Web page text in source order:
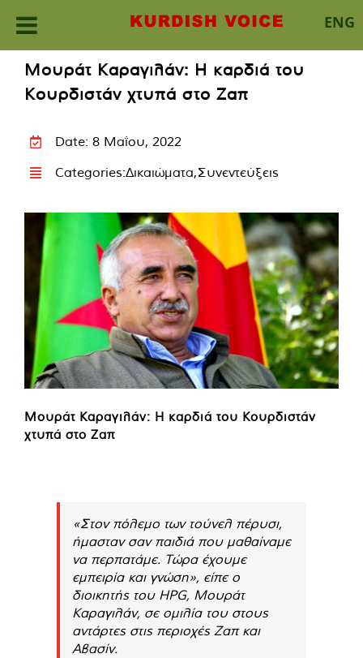
ENG
content
Μουράτ Καραγιλάν: Η καρδιά του
Κουρδιστάν χτυπά στο Ζαπ
Date: 8 Μαΐου, 2022
Categories:Δικαιώματα,Συνεντεύξεις
Μουράτ Καραγιλάν: Η καρδιά του Κουρδιστάν
χτυπά στο Ζαπ
«Στον πόλεμο των τούνελ πέρυσι,
ήμασταν σαν παιδιά που μαθαίναμε
να περπατάμε. Τώρα έχουμε
εμπειρία και γνώση», είπε ο
διοικητής του HPG, Μουράτ
Καραγιλάν, σε ομιλία του στους
αντάρτες στις περιοχές Ζαπ και
Αβασίν.